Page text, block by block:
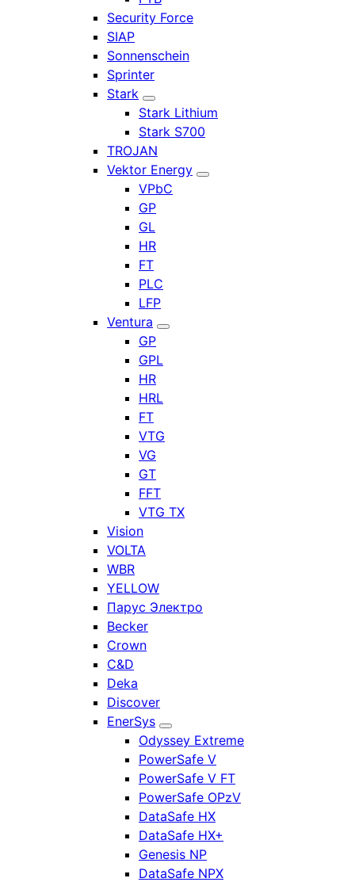
Security Force
SIAP
Sonnenschein
Sprinter
Stark
Stark Lithium
Stark S700
TROJAN
Vektor Energy
VPbC
GP
GL
HR
FT
PLC
LFP
Ventura
GP
GPL
HR
HRL
FT
VTG
VG
GT
FFT
VTG TX
Vision
VOLTA
WBR
YELLOW
Парус Электро
Becker
Crown
C&D
Deka
Discover
EnerSys
Odyssey Extreme
PowerSafe V
PowerSafe V FT
PowerSafe OPzV
DataSafe HX
DataSafe HX+
Genesis NP
DataSafe NPX